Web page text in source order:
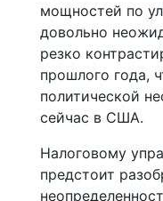
мощностей по
довольно
резко
прошлого года,
политической
сейчас в США.
Налоговому
предстоит